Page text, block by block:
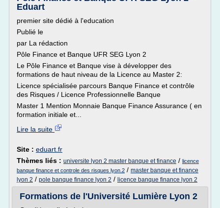
Eduart
premier site dédié à l'education
Publié le
par La rédaction
Pôle Finance et Banque UFR SEG Lyon 2
Le Pôle Finance et Banque vise à développer des
formations de haut niveau de la Licence au Master 2:
Licence spécialisée parcours Banque Finance et contrôle
des Risques / Licence Professionnelle Banque
Master 1 Mention Monnaie Banque Finance Assurance ( en
formation initiale et...
Lire la suite
Site : eduart.fr
Thèmes liés : universite lyon 2 master banque et finance / licence
banque finance et controle des risques lyon.2 / master banque et finance
lyon 2 / pole banque finance lyon 2 / licence banque finance lyon 2
Formations de l'Université Lumière Lyon 2